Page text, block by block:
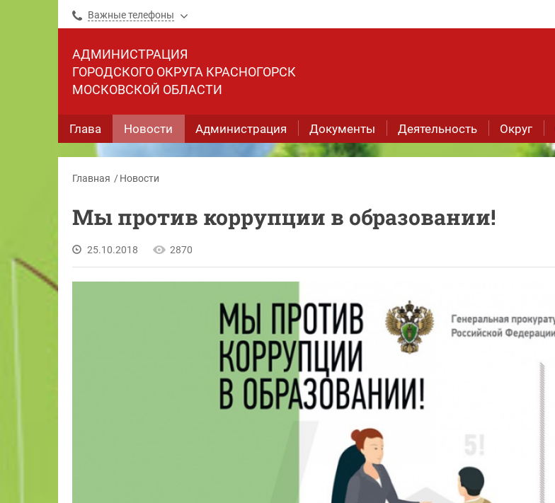
Важные телефоны
АДМИНИСТРАЦИЯ
ГОРОДСКОГО ОКРУГА КРАСНОГОРСК
МОСКОВСКОЙ ОБЛАСТИ
Глава Новости Администрация Документы Деятельность Округ
Главная Новости
Мы против коррупции в образовании!
25.10.2018 2870